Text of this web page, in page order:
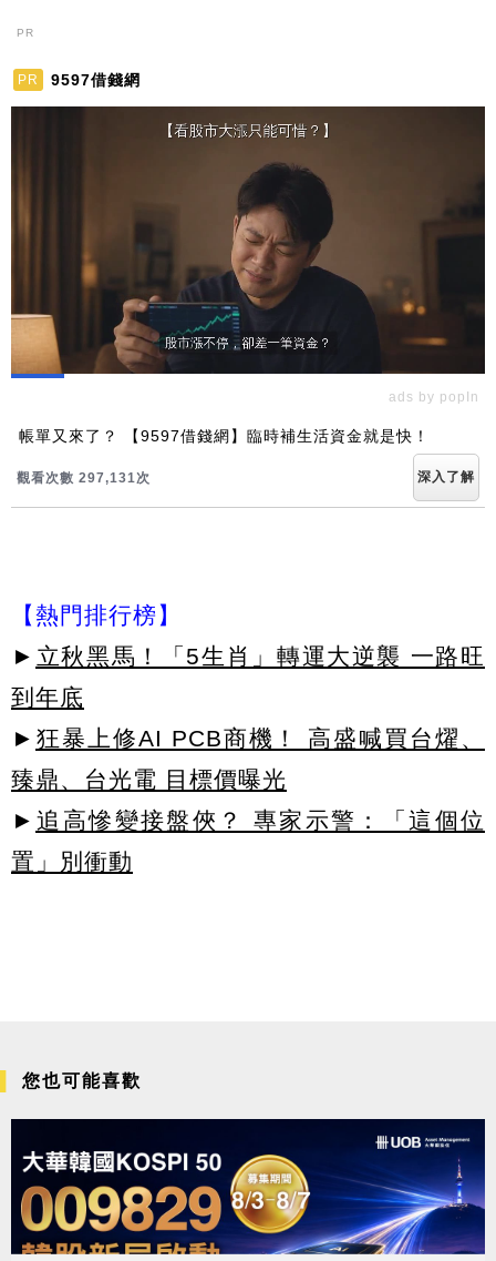
PR
PR 9597借錢網
ads by popIn
帳單又來了？ 【9597借錢網】臨時補生活資金就是快！
觀看次數 297,131次 深入了解
【熱門排行榜】
► 立秋黑馬！「5生肖」轉運大逆襲 一路旺
到年底
► 狂暴上修AI PCB商機！ 高盛喊買台燿、
臻鼎、台光電 目標價曝光
► 追高慘變接盤俠？ 專家示警：「這個位
置」別衝動
您也可能喜歡